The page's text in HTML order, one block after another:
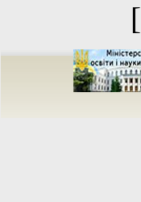
[